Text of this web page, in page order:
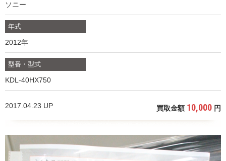
ソニー
年式
2012年
型番・型式
KDL-40HX750
2017.04.23 UP 買取金額 10,000 円